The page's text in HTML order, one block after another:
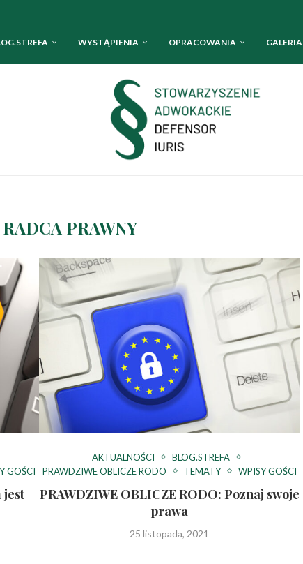
WYSTĄPIENIA OPRACOWANIA GALERIA
RADCA PRAWNY
GOŚCI
jest
AKTUALNOŚCI
BLOG.STREFA
PRAWDZIWE OBLICZE RODO
TEMATY WPISY GOŚCI
PRAWDZIWE OBLICZE RODO: Poznaj swoje
prawa
25 listopada, 2021